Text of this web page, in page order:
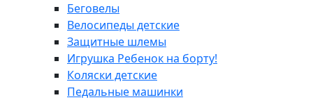
Беговелы
Велосипеды детские
Защитные шлемы
Игрушка Ребенок на борту!
Коляски детские
Педальные машинки